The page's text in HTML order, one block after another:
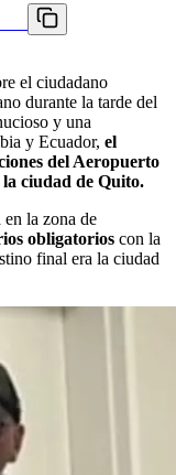
el ciudadano
durante la tarde del
y una
y Ecuador, el
del Aeropuerto
ciudad de Quito.
en la zona de
obligatorios con la
final era la ciudad